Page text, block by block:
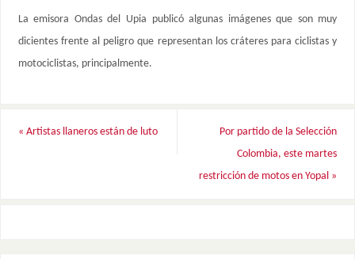
La emisora Ondas del Upia publicó algunas imágenes que son muy
dicientes frente al peligro que representan los cráteres para ciclistas y
motociclistas, principalmente.
« Artistas llaneros están de luto
Por partido de la Selección
Colombia, este martes
restricción de motos en Yopal »